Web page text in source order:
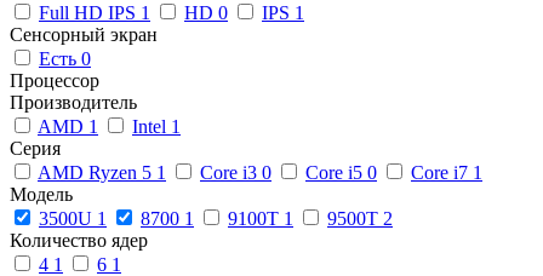
Full HD IPS 1 HD 0 IPS 1
Сенсорный экран
Есть 0
Процессор
Производитель
AMD 1 Intel 1
Серия
AMD Ryzen 5 1 Core i3 0 Core i5 0 Core i7 1
Модель
3500U 1 8700 1 9100T 1 9500T 2
Количество ядер
4 1 6 1